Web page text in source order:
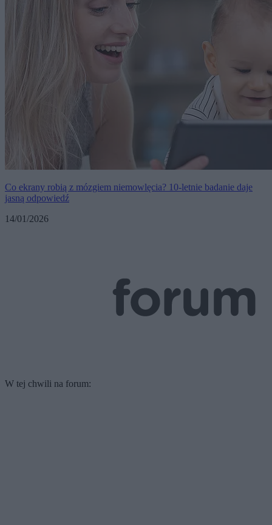
Co ekrany robią z mózgiem niemowlęcia? 10-letnie badanie daje
jasną odpowiedź
14/01/2026
W tej chwili na forum: